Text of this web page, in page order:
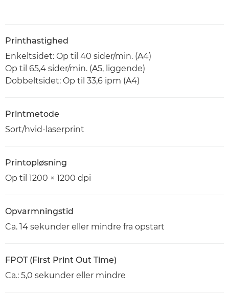
Printhastighed
Enkeltsidet: Op til 40 sider/min. (A4)
Op til 65,4 sider/min. (A5, liggende)
Dobbeltsidet: Op til 33,6 ipm (A4)
Printmetode
Sort/hvid-laserprint
Printopløsning
Op til 1200 × 1200 dpi
Opvarmningstid
Ca. 14 sekunder eller mindre fra opstart
FPOT (First Print Out Time)
Ca.: 5,0 sekunder eller mindre